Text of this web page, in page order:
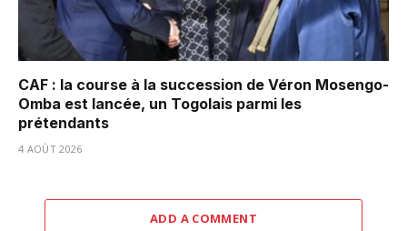
CAF : la course à la succession de Véron Mosengo-
Omba est lancée, un Togolais parmi les
prétendants
4 AOÛT 2026
ADD A COMMENT